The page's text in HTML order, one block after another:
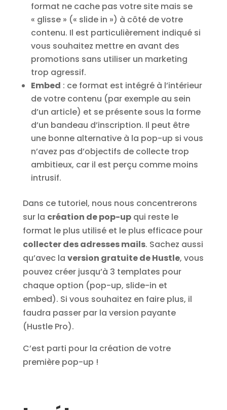
format ne cache pas votre site mais se
« glisse » (« slide in ») à côté de votre
contenu. Il est particulièrement indiqué si
vous souhaitez mettre en avant des
promotions sans utiliser un marketing
trop agressif.
Embed : ce format est intégré à l’intérieur
de votre contenu (par exemple au sein
d’un article) et se présente sous la forme
d’un bandeau d’inscription. Il peut être
une bonne alternative à la pop-up si vous
n’avez pas d’objectifs de collecte trop
ambitieux, car il est perçu comme moins
intrusif.
Dans ce tutoriel, nous nous concentrerons
sur la création de pop-upqui reste le
format le plus utilisé et le plus efficace pour
collecter des adresses mails. Sachez aussi
qu’avec la version gratuite de Hustle, vous
pouvez créer jusqu’à 3 templates pour
chaque option (pop-up, slide-in et
embed). Si vous souhaitez en faire plus, il
faudra passer par la version payante
(Hustle Pro).
C’est parti pour la création de votre
première pop-up !